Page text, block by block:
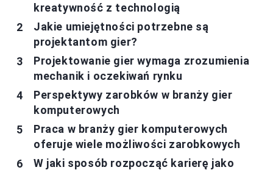
kreatywność z technologią
Jakie umiejętności potrzebne są
projektantom gier?
Projektowanie gier wymaga zrozumienia
mechanik i oczekiwań rynku
Perspektywy zarobków w branży gier
komputerowych
Praca w branży gier komputerowych
oferuje wiele możliwości zarobkowych
W jaki sposób rozpocząć karierę jako